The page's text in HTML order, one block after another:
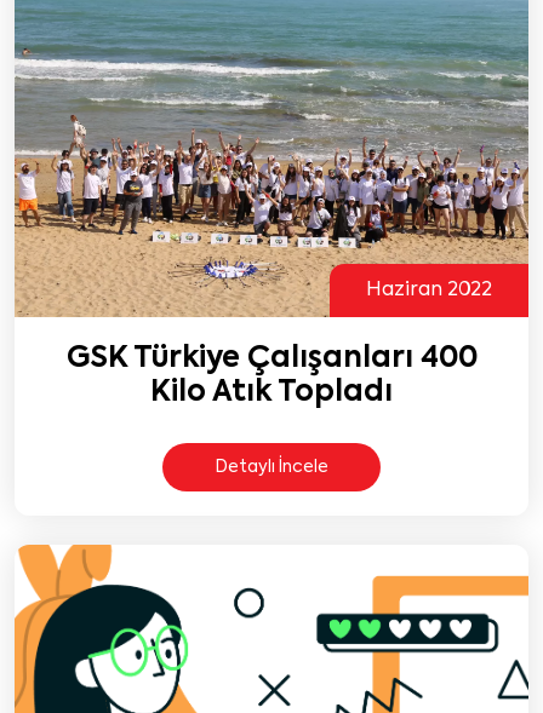
Haziran 2022
GSK Türkiye Çalışanları 400
Kilo Atık Topladı
Detaylı İncele